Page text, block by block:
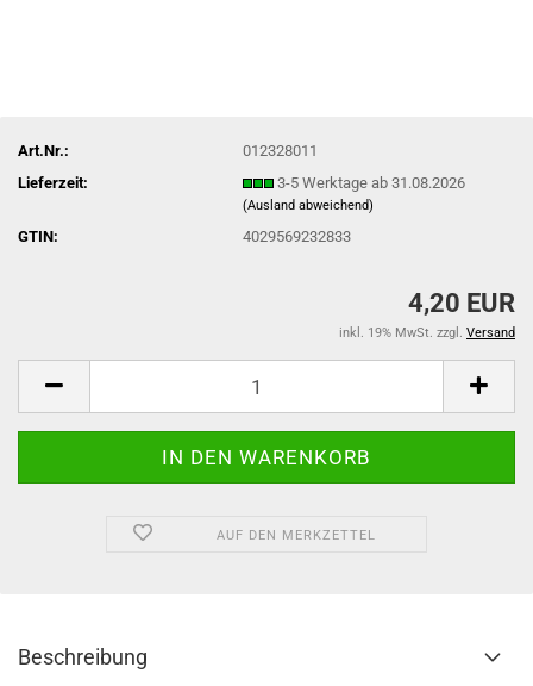
Art.Nr.:
012328011
Lieferzeit:
3-5 Werktage ab 31.08.2026
(Ausland abweichend)
GTIN: 4029569232833
4,20 EUR
inkl. 19% MwSt. zzgl. Versand
AUF DEN MERKZETTEL
Beschreibung